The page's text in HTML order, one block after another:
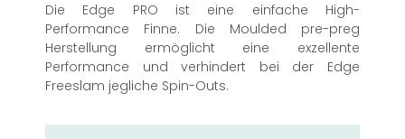
Die Edge PRO ist eine einfache High-
Performance Finne. Die Moulded pre-preg
Herstellung ermöglicht eine exzellente
Performance und verhindert bei der Edge
Freeslam jegliche Spin-Outs.